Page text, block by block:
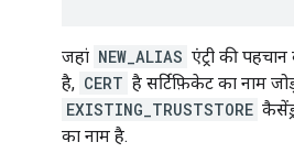
जहां NEW_ALIAS एंट्री की
है, CERT है सर्टिफ़िकेट का नाम
EXISTING_TRUSTSTORE
का नाम है.